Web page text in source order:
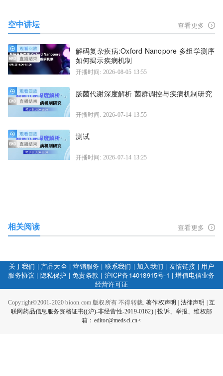
空中讲坛 查看更多
解码复杂疾病:Oxford Nanopore 多组学测序
如何揭示疾病机制
开播时间: 2026-08-05 13:55
肠菌代谢深度解析 菌群调控与疾病机制研究
开播时间: 2026-07-14 13:55
测试
开播时间: 2026-07-14 13:25
相关阅读 查看更多
关于我们 | 产品大全|营销服务 | 联系我们 | 加入我们 | 友情链接 | 用户
服务协议 | 隐私保护 |免责条款 | 沪ICP备14018915号-1 |增值电信业务
经营许可证
Copyright©2001-2020 bioon.com 版权所有 不得转载.著作权声明 法律声明
互
联网药品信息服务资格证书((沪)-非经营性-2019-0162)|投诉、举报、维权邮
箱：editor@medsci.cn<